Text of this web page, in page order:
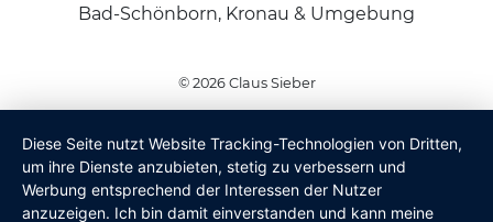
Diese Seite nutzt Website Tracking-Technologien von Dritten,
um ihre Dienste anzubieten, stetig zu verbessern und
Werbung entsprechend der Interessen der Nutzer
anzuzeigen. Ich bin damit einverstanden und kann meine
Bad-Schönborn, Kronau & Umgebung
© 2026 Claus Sieber